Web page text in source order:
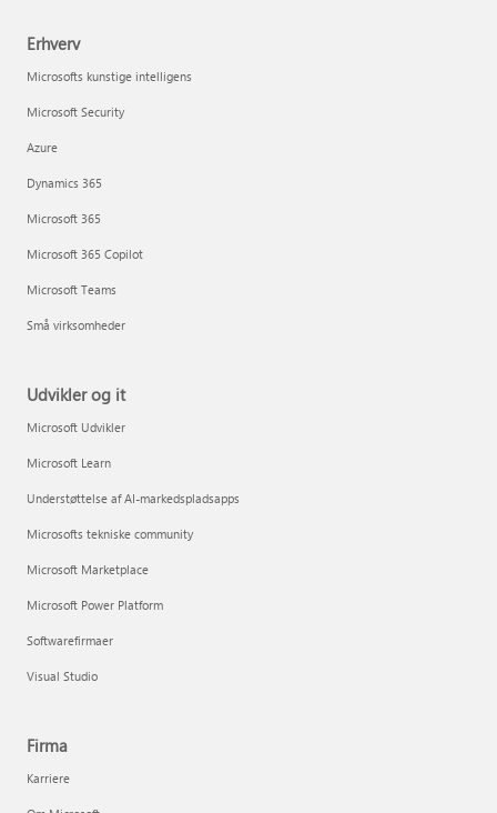
Erhverv
Microsofts kunstige intelligens
Microsoft Security
Azure
Dynamics 365
Microsoft 365
Microsoft 365 Copilot
Microsoft Teams
Små virksomheder
Udvikler og it
Microsoft Udvikler
Microsoft Learn
Understøttelse af AI-markedspladsapps
Microsofts tekniske community
Microsoft Marketplace
Microsoft Power Platform
Softwarefirmaer
Visual Studio
Firma
Karriere